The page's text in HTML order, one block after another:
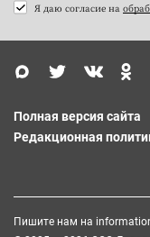
Я даю согласие на
Полная версия сайта
Редакционная
Пишите нам на